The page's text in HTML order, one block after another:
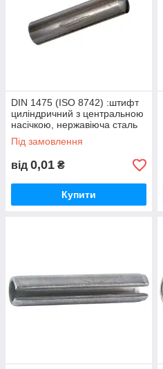
DIN 1475 (ISO 8742) :штифт
циліндричний з центральною
насічкою, нержавіюча сталь
А1
Під замовлення
від 0,01 ₴
Купити